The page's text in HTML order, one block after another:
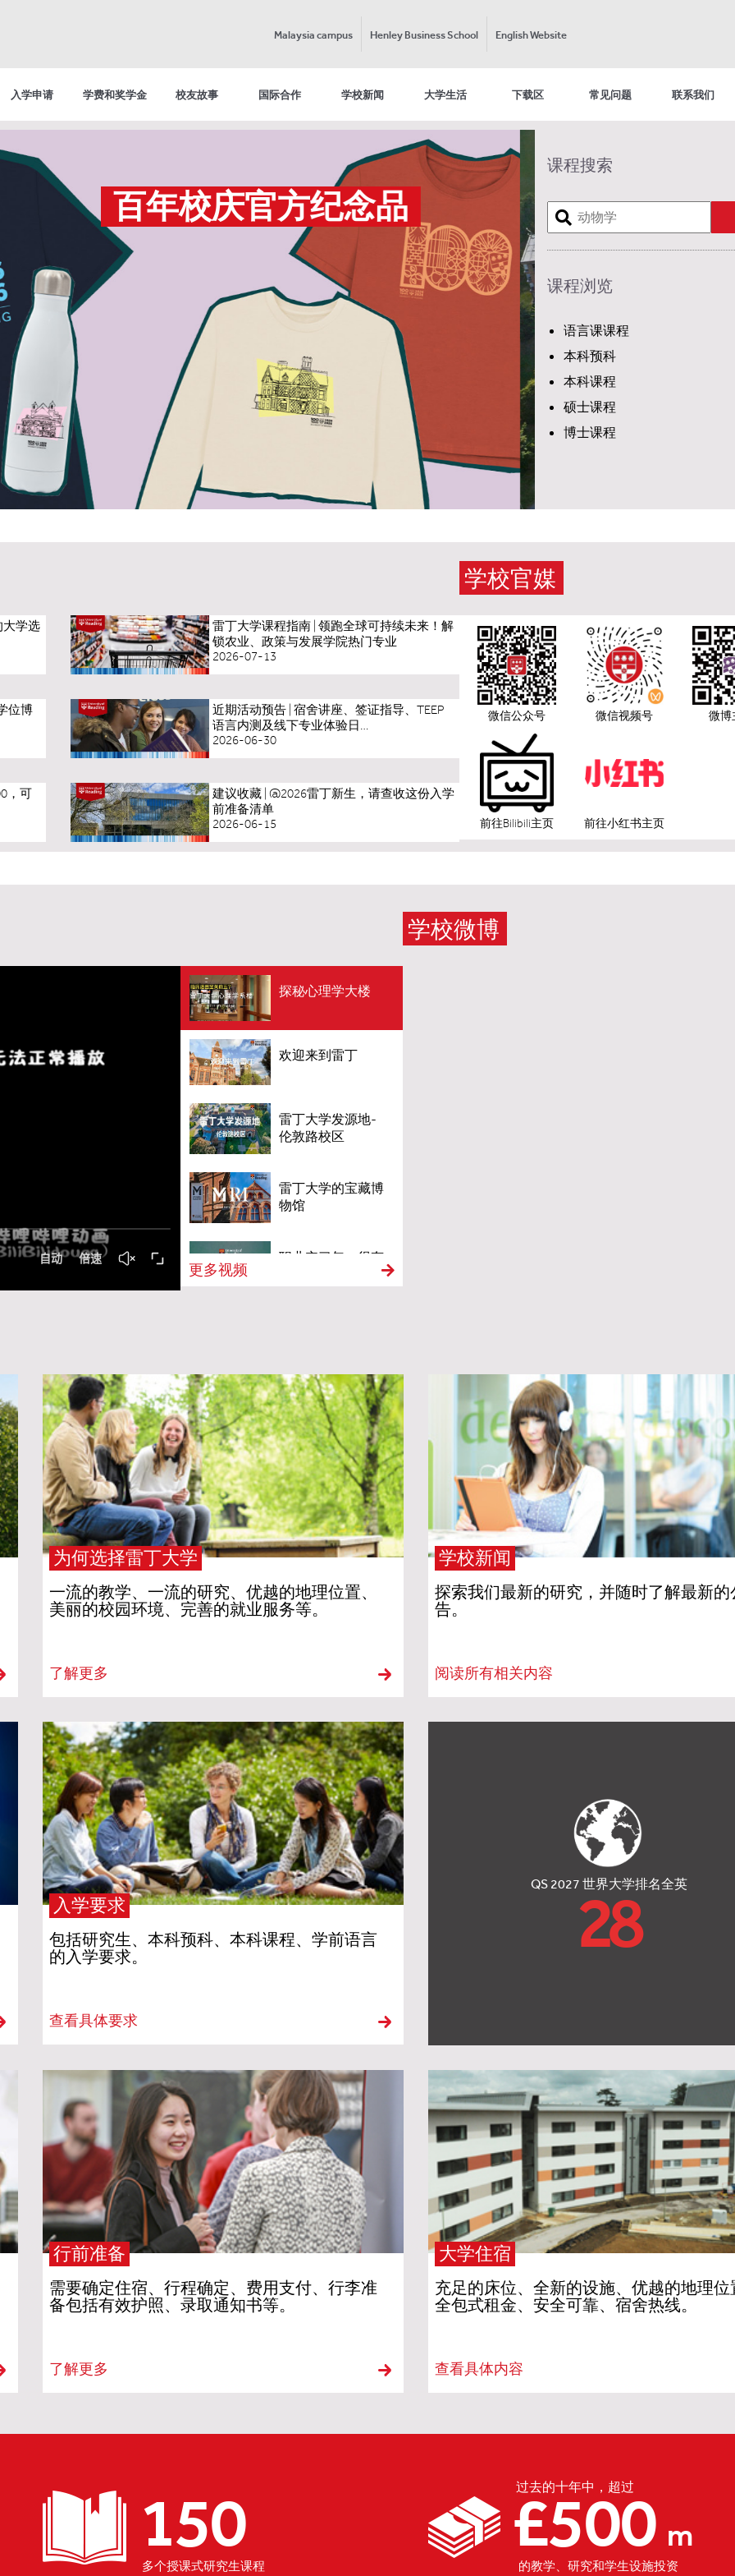
Malaysia campus Henley Business School English Website
入学申请 学费和奖学金 校友故事 国际合作 学校新闻 大学生活 下载区 常见问题 联系我们
在线导览校园
课程搜索
课程浏览
语言课课程
本科预科
本科课程
硕士课程
博士课程
大学选
雷丁大学课程指南 | 领跑全球可持续未来！解
锁农业、政策与发展学院热门专业
2026-07-13
位博
近期活动预告 | 宿舍讲座、签证指导、TEEP
语言内测及线下专业体验日…
2026-06-30
，可
建议收藏 | @2026雷丁新生，请查收这份入学
前准备清单
2026-06-15
学校官媒
微信公众号 微信视频号 微博
前往Bilibili主页 前往小红书主页
探秘心理学大楼
欢迎来到雷丁
雷丁大学发源地-
伦敦路校区
雷丁大学的宝藏博
物馆
职业实习年，很有
畅游雷丁大学白骑
士校区
雷丁成长史
加入我们，一起改
变世界
Vlog | 雷丁大学国
际学生的一天
活在当下，活在雷
Green Flag连续14
年
雷丁大学食品与营
养学
更多视频
学校微博
为何选择雷丁大学
一流的教学、一流的研究、优越的地理位置、
美丽的校园环境、完善的就业服务等。
了解更多
学校新闻
探索我们最新的研究，并随时了解最新的
告。
阅读所有相关内容
入学要求
包括研究生、本科预科、本科课程、学前语言
的入学要求。
查看具体要求
QS 2027 世界大学排名全英
28
行前准备
需要确定住宿、行程确定、费用支付、行李准
备包括有效护照、录取通知书等。
了解更多
大学住宿
充足的床位、全新的设施、优越的地理位
全包式租金、安全可靠、宿舍热线。
查看具体内容
150
多个授课式研究生课程
过去的十年中，超过
£500 m
的教学、研究和学生设施投资